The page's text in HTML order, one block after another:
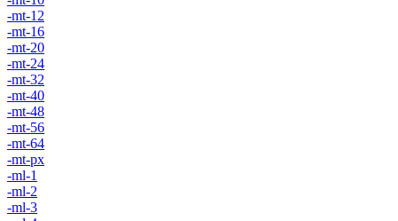
-mt-12
-mt-16
-mt-20
-mt-24
-mt-32
-mt-40
-mt-48
-mt-56
-mt-64
-mt-px
-ml-1
-ml-2
-ml-3